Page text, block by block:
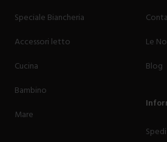
Speciale Biancheria
Accessori letto
Cucina
Bambino
Mare
Le
Blog